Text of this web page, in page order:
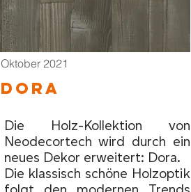
Oktober 2021
DORA
Die Holz-Kollektion von
Neodecortech wird durch ein
neues Dekor erweitert: Dora.
Die klassisch schöne Holzoptik